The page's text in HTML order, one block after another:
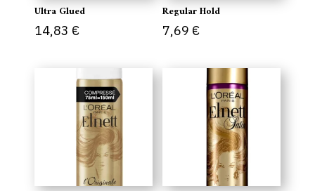
Ultra Glued
14,83 €
Regular Hold
7,69 €